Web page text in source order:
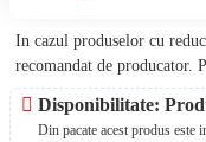
In cazul produselor cu
recomandat de producator.
Disponibilitate:
Din pacate acest produs este